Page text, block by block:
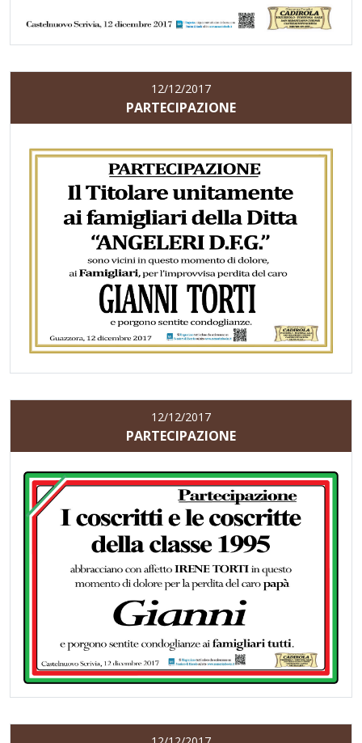
12/12/2017
PARTECIPAZIONE
12/12/2017
PARTECIPAZIONE